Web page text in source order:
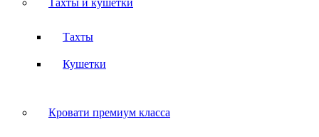
Тахты и кушетки
Тахты
Кушетки
Кровати премиум класса